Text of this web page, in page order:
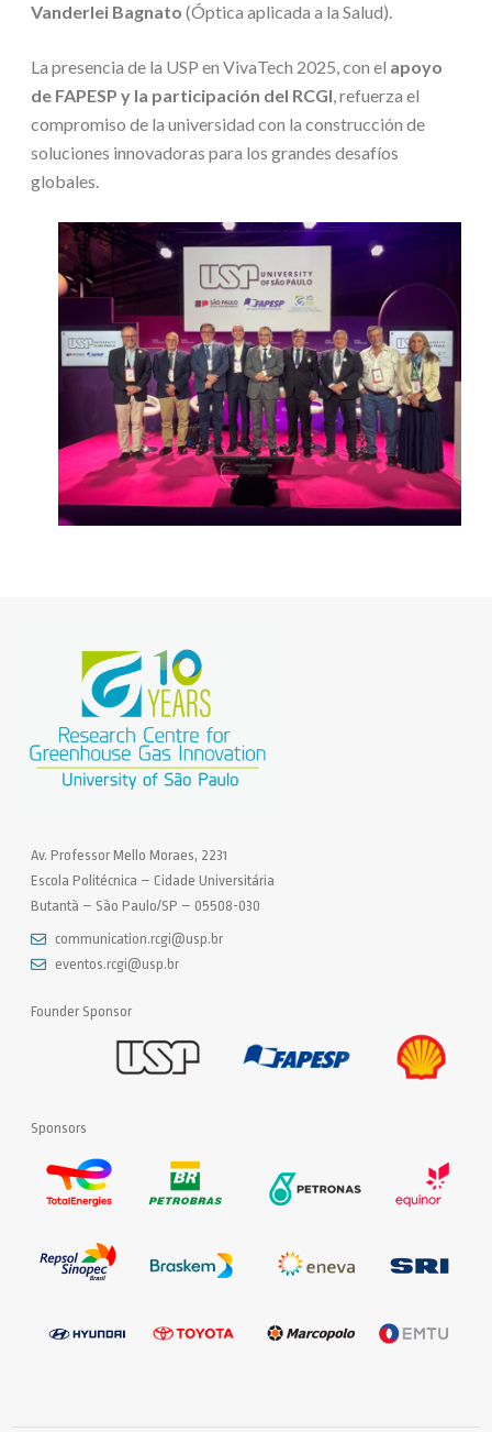
Vanderlei Bagnato (Óptica aplicada a la Salud).
La presencia de la USP en VivaTech 2025, con el apoyo
de FAPESP y la participación del RCGI, refuerza el
compromiso de la universidad con la construcción de
soluciones innovadoras para los grandes desafíos
globales.
Av. Professor Mello Moraes, 2231
Escola Politécnica – Cidade Universitária
Butantã – São Paulo/SP – 05508-030
communication.rcgi@usp.br
eventos.rcgi@usp.br
Founder Sponsor
Sponsors